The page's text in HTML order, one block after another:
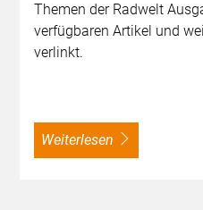
Themen der Radwelt
verfügbaren Artikel und
verlinkt.
weiterlesen